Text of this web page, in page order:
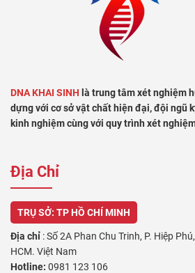
DNA KHAI SINH là trung tâm xét nghiệm
dựng với cơ sở vật chất hiện đại, đội ngũ
kinh nghiệm cùng với quy trình xét
Địa Chỉ
TRỤ SỞ: TP HỒ CHÍ MINH
Địa chỉ : Số 2A Phan Chu Trinh, P. Hiệp
HCM. Việt Nam
Hotline: 0981 123 106